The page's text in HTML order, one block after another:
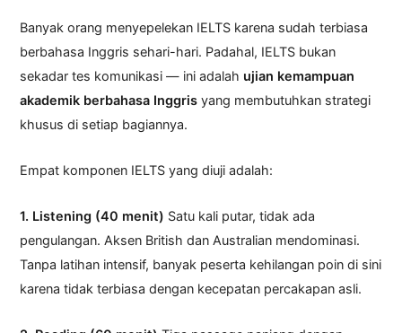
Banyak orang menyepelekan IELTS karena sudah terbiasa
berbahasa Inggris sehari-hari. Padahal, IELTS bukan
sekadar tes komunikasi — ini adalah ujian kemampuan
akademik berbahasa Inggris yang membutuhkan strategi
khusus di setiap bagiannya.
Empat komponen IELTS yang diuji adalah:
1. Listening (40 menit) Satu kali putar, tidak ada
pengulangan. Aksen British dan Australian mendominasi.
Tanpa latihan intensif, banyak peserta kehilangan poin di sini
karena tidak terbiasa dengan kecepatan percakapan asli.